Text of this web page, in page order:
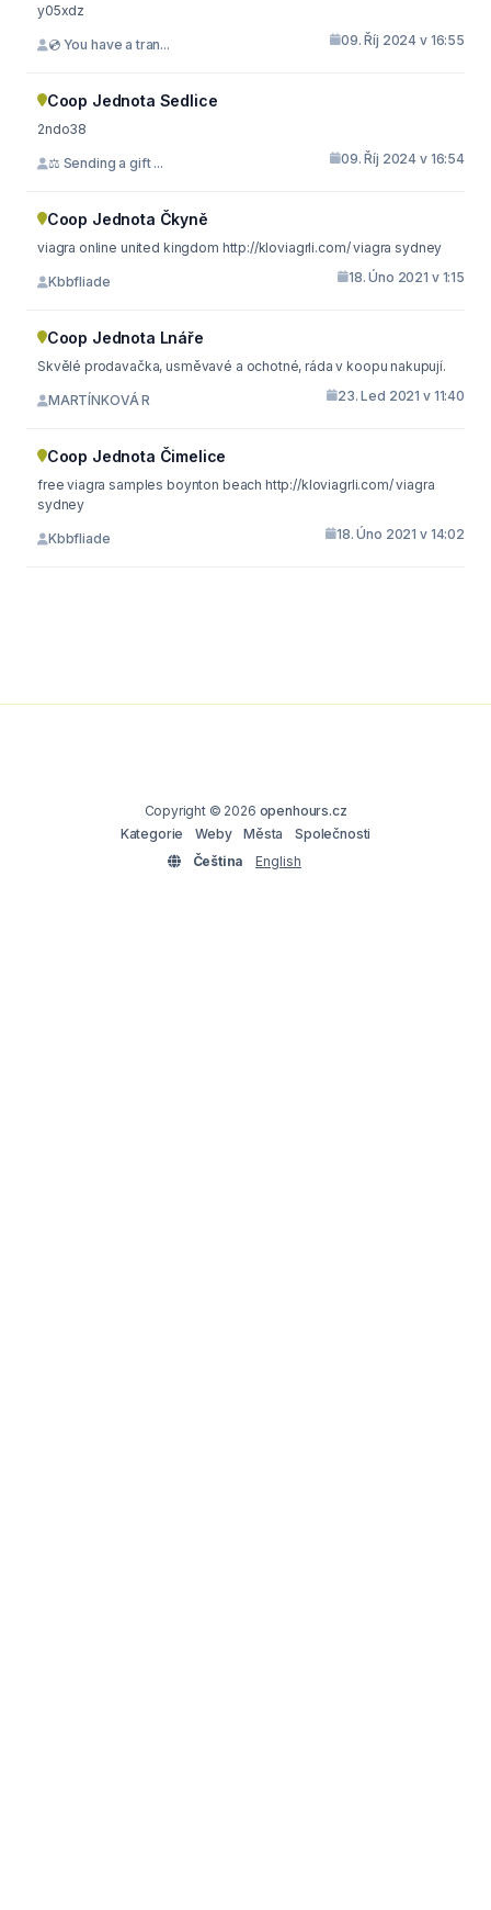
y05xdz
💿 You have a tran... 09. Říj 2024 v 16:55
Coop Jednota Sedlice
2ndo38
⚖ Sending a gift ... 09. Říj 2024 v 16:54
Coop Jednota Čkyně
viagra online united kingdom http://kloviagrli.com/ viagra sydney
Kbbfliade 18. Úno 2021 v 1:15
Coop Jednota Lnáře
Skvělé prodavačka, usměvavé a ochotné, ráda v koopu nakupují.
MARTÍNKOVÁ R 23. Led 2021 v 11:40
Coop Jednota Čimelice
free viagra samples boynton beach http://kloviagrli.com/ viagra
sydney
Kbbfliade 18. Úno 2021 v 14:02
Copyright © 2026 openhours.cz
Kategorie
Weby Města
Společnosti
Čeština
English